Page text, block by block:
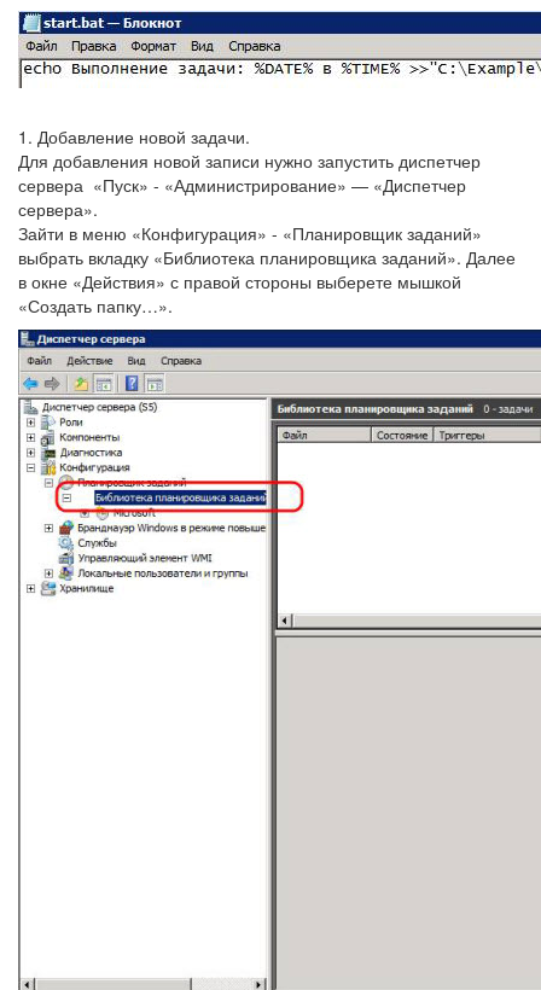
1. Добавление новой задачи.
Для добавления новой записи нужно запустить диспетчер
сервера «Пуск» - «Администрирование» — «Диспетчер
сервера».
Зайти в меню «Конфигурация» - «Планировщик заданий»
выбрать вкладку «Библиотека планировщика заданий». Далее
в окне «Действия» с правой стороны выберете мышкой
«Создать папку…».